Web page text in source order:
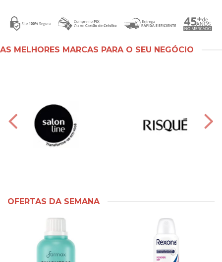
AS MELHORES MARCAS PARA O SEU NEGÓCIO
OFERTAS DA SEMANA